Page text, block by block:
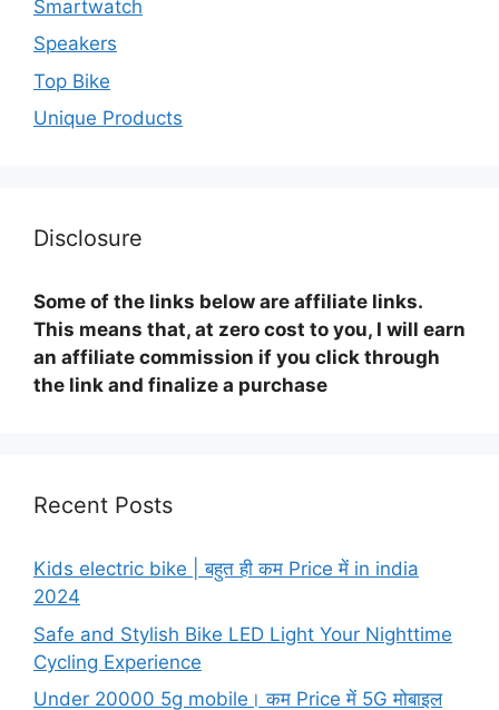
Smartwatch
Speakers
Top Bike
Unique Products
Disclosure
Some of the links below are affiliate links.
This means that, at zero cost to you, I will earn
an affiliate commission if you click through
the link and finalize a purchase
Recent Posts
Kids electric bike | बहुत ही कम Price में in india
2024
Safe and Stylish Bike LED Light Your Nighttime
Cycling Experience
Under 20000 5g mobile। कम Price में 5G मोबाइल